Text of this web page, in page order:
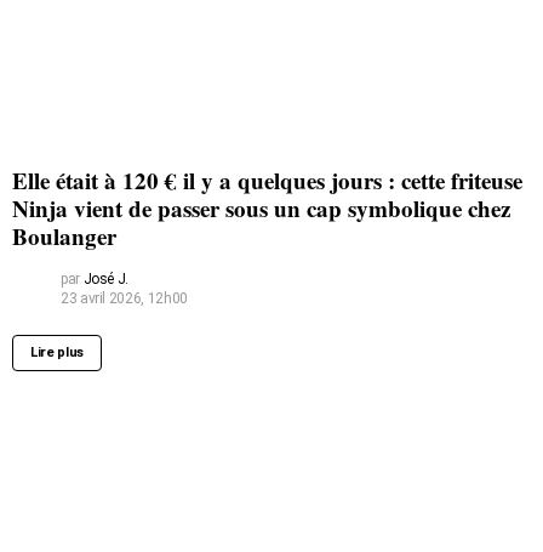
Elle était à 120 € il y a quelques jours : cette friteuse
Ninja vient de passer sous un cap symbolique chez
Boulanger
par José J.
23 avril 2026, 12h00
Lire plus